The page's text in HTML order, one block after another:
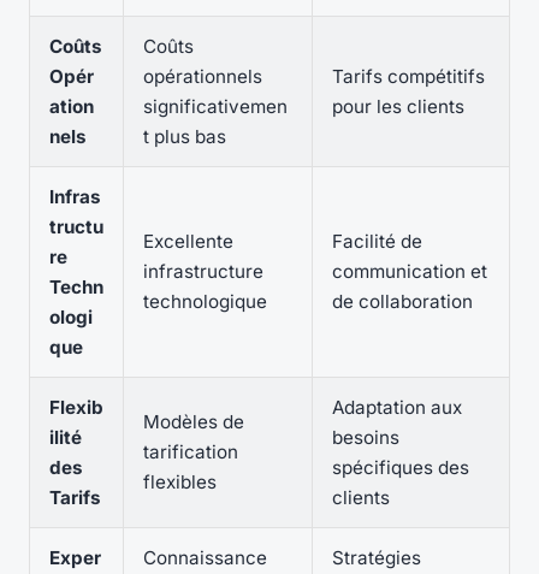
Coûts
Opér
ation
nels
Coûts
opérationnels
significativemen
t plus bas
Tarifs compétitifs
pour les clients
Infras
tructu
re
Techn
ologi
que
Excellente
infrastructure
technologique
Facilité de
communication et
de collaboration
Flexib
ilité
des
Tarifs
Modèles de
tarification
flexibles
Adaptation aux
besoins
spécifiques des
clients
Exper
Connaissance
Stratégies